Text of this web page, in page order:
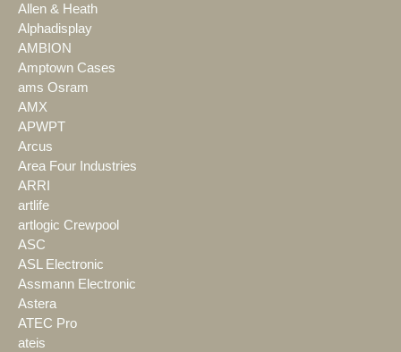
Allen & Heath
Alphadisplay
AMBION
Amptown Cases
ams Osram
AMX
APWPT
Arcus
Area Four Industries
ARRI
artlife
artlogic Crewpool
ASC
ASL Electronic
Assmann Electronic
Astera
ATEC Pro
ateis